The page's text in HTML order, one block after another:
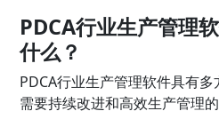
PDCA行业生产管理
什么？
PDCA行业生产管理软件具有
需要持续改进和高效生产管理的